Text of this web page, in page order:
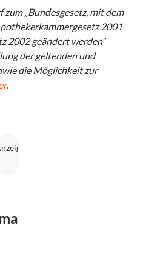
„Bundesgesetz, mit dem
2001
2002 geändert werden“
der geltenden und
die Möglichkeit zur
.